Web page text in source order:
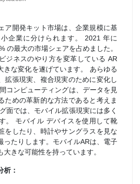
ア開発キット市場は、企業規模に基
企業に分けられます。 2021 年に
の最大の市場シェアを占めました。
ジネスのやり方を変革している AR
きな変化を遂げています。 あらゆる
拡張現実、複合現実のために変化し
コンピューティングは、データを見
ための革新的な方法であると考えま
面では、モバイル拡張現実には多く
。 モバイル デバイスを使用して靴
をしたり、時計やサングラスを見な
ったりします。モバイルARは、電子
きな可能性を持っています。
析：